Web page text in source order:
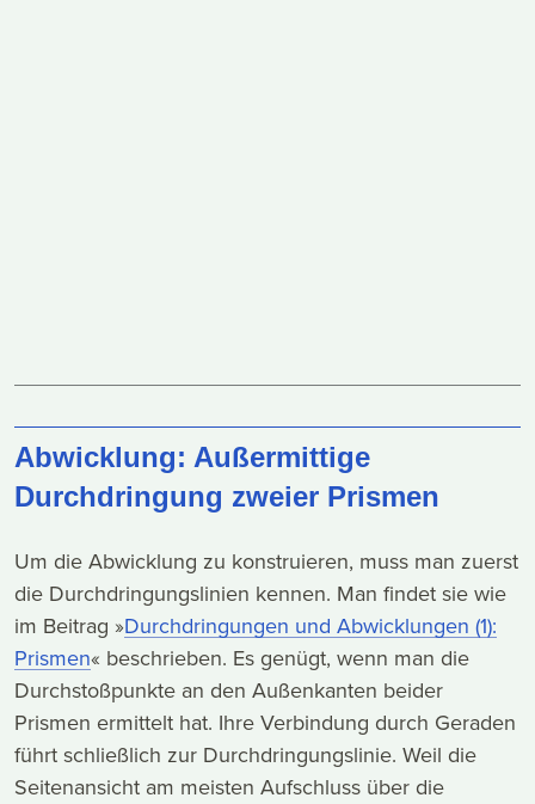
Abwicklung: Außermittige
Durchdringung zweier Prismen
Um die Abwicklung zu konstruieren, muss man zuerst
die Durchdringungslinien kennen. Man findet sie wie
im Beitrag »Durchdringungen und Abwicklungen (1):
Prismen« beschrieben. Es genügt, wenn man die
Durchstoßpunkte an den Außenkanten beider
Prismen ermittelt hat. Ihre Verbindung durch Geraden
führt schließlich zur Durchdringungslinie. Weil die
Seitenansicht am meisten Aufschluss über die